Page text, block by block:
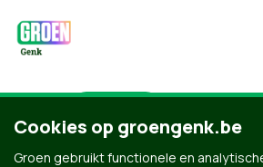
Cookies op groengenk.be
Groen gebruikt functionele en